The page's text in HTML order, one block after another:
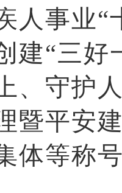
人事业“
建“三好
、守护
暨平安
体等称